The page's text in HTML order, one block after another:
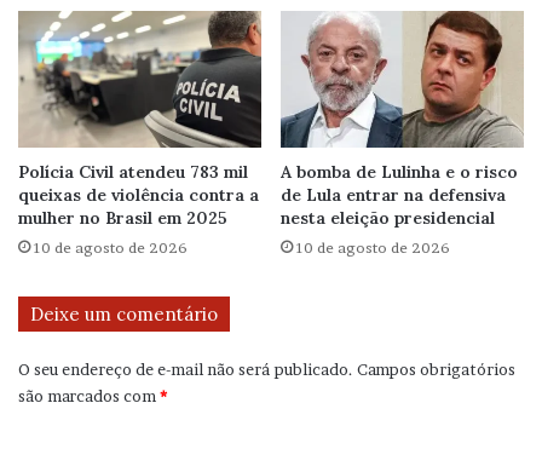
Polícia Civil atendeu 783 mil
queixas de violência contra a
mulher no Brasil em 2025
10 de agosto de 2026
A bomba de Lulinha e o risco
de Lula entrar na defensiva
nesta eleição presidencial
10 de agosto de 2026
Deixe um comentário
O seu endereço de e-mail não será publicado. Campos obrigatórios
são marcados com *